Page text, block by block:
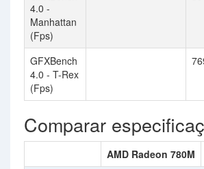
4.0 -
Manhattan
(Fps)
GFXBench
4.0 - T-Rex
(Fps)
Comparar
AMD Radeon 780M